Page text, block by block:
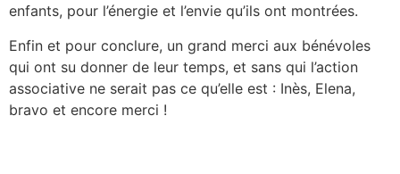
enfants, pour l’énergie et l’envie qu’ils ont montrées.
Enfin et pour conclure, un grand merci aux bénévoles
qui ont su donner de leur temps, et sans qui l’action
associative ne serait pas ce qu’elle est : Inès, Elena,
bravo et encore merci !